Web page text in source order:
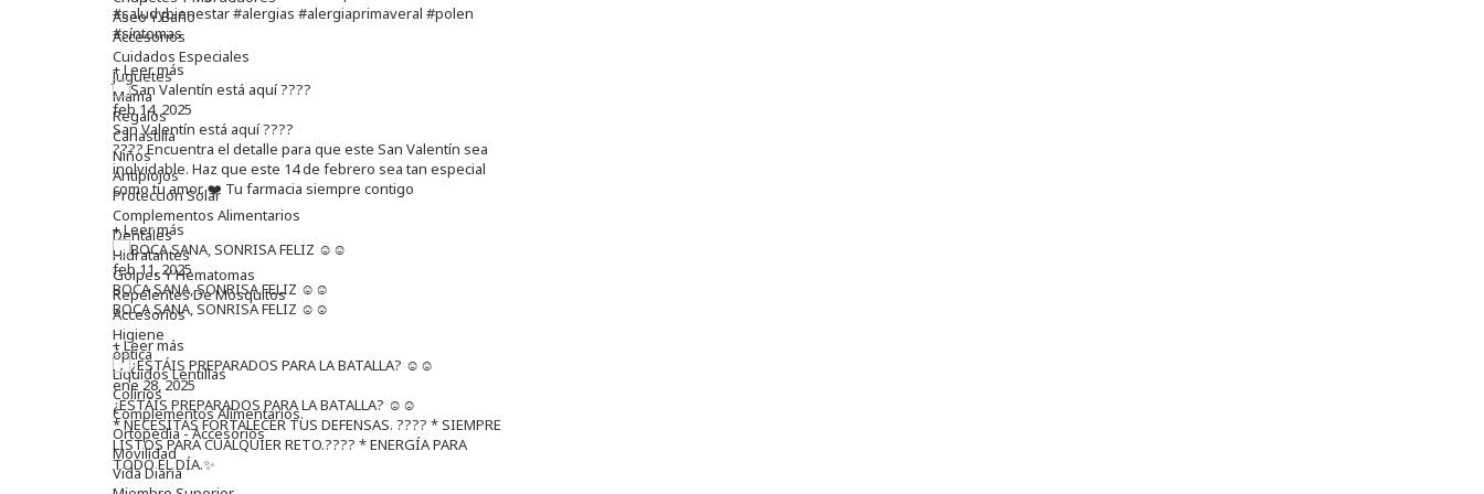
Aseo Y Baño
Accesorios
Cuidados Especiales
Juguetes
Mama
Regalos
Canastilla
Niños
Antipiojos
Protección Solar
Complementos Alimentarios
Dentales
Hidratantes
Golpes Y Hematomas
Repelentes De Mosquitos
Accesorios
Higiene
óptica
Líquidos Lentillas
Colirios
Complementos Alimentarios.
Ortopedia - Accesorios
Movilidad
Vida Diaria
#saludybienestar #alergias #alergiaprimaveral #polen
#síntomas
+ Leer más
feb 14, 2025
San Valentín está aquí ????
???? Encuentra el detalle para que este San Valentín sea
inolvidable. Haz que este 14 de febrero sea tan especial
como tu amor. ❤️ Tu farmacia siempre contigo
+ Leer más
feb 11, 2025
BOCA SANA, SONRISA FELIZ ☺️☺️
BOCA SANA, SONRISA FELIZ ☺️☺️
+ Leer más
ene 28, 2025
¿ESTÁIS PREPARADOS PARA LA BATALLA? ☺️☺️
* NECESITAS FORTALECER TUS DEFENSAS. ????️ * SIEMPRE
LISTOS PARA CUALQUIER RETO.???? * ENERGÍA PARA
TODO EL DÍA.✨